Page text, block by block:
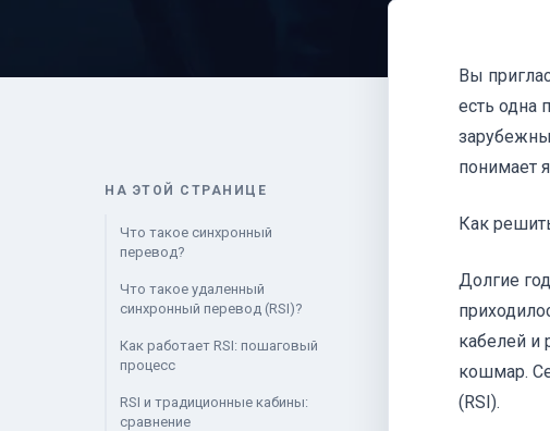
НА ЭТОЙ СТРАНИЦЕ
Что такое синхронный
перевод?
Что такое удаленный
синхронный перевод (RSI)?
Как работает RSI: пошаговый
процесс
RSI и традиционные кабины:
сравнение
Вы
есть одна
понимает
Как
Долгие
кабелей и
кошмар.
(RSI).